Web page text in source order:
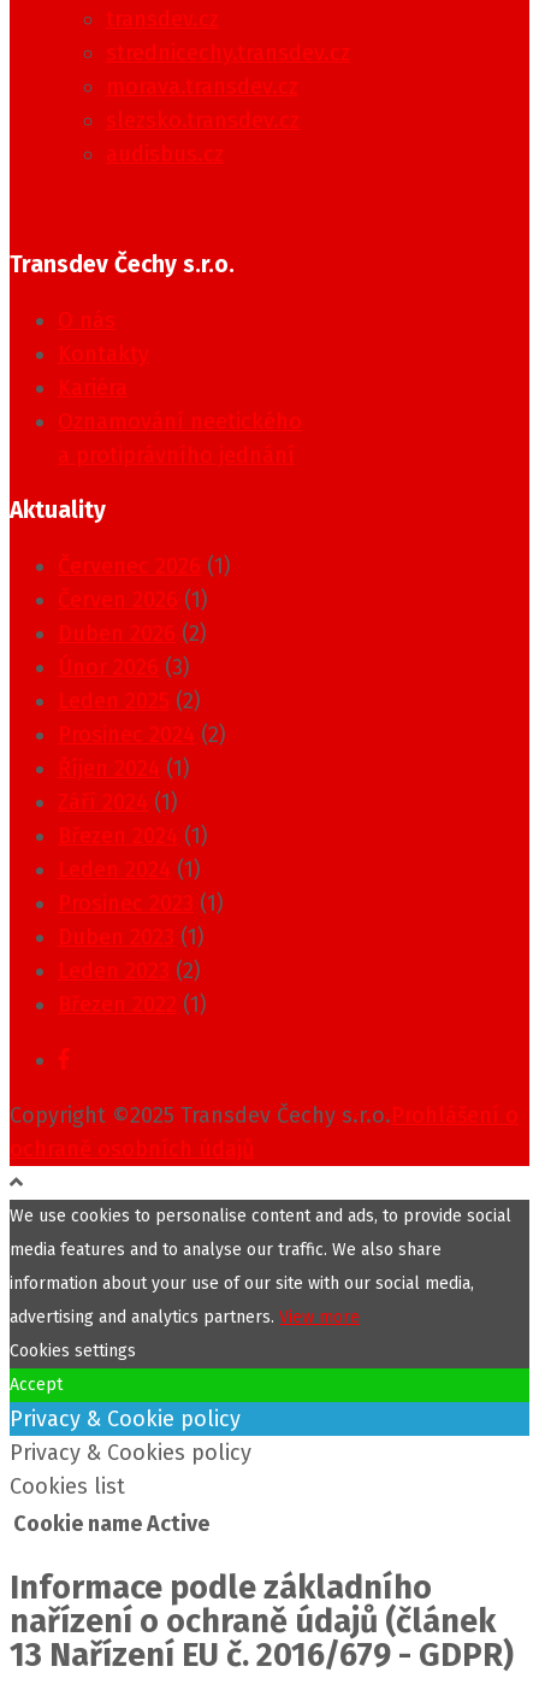
transdev.cz
strednicechy.transdev.cz
morava.transdev.cz
slezsko.transdev.cz
audisbus.cz
Transdev Čechy s.r.o.
O nás
Kontakty
Kariéra
Oznamování neetického
a protiprávního jednání
Aktuality
Červenec 2026 (1)
Červen 2026 (1)
Duben 2026 (2)
Únor 2026 (3)
Leden 2025 (2)
Prosinec 2024 (2)
Říjen 2024 (1)
Září 2024 (1)
Březen 2024 (1)
Leden 2024 (1)
Prosinec 2023 (1)
Duben 2023 (1)
Leden 2023 (2)
Březen 2022 (1)
Copyright ©2025 Transdev Čechy s.r.o.Prohlášení o
ochraně osobních údajů
We use cookies to personalise content and ads, to provide social
media features and to analyse our traffic. We also share
information about your use of our site with our social media,
advertising and analytics partners. View more
Cookies settings
Accept
Privacy & Cookie policy
Privacy & Cookies policy
Cookies list
Cookie nameActive
Informace podle základního
nařízení o ochraně údajů (článek
13 Nařízení EU č. 2016/679 - GDPR)